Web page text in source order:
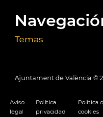
Temas
Ajuntament de València ©
Aviso
legal
Política
privacidad
Política
cookies